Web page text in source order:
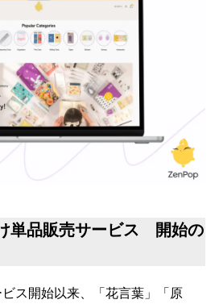
単品販売サービス 開始の
ビス開始以来、「花言葉」「原